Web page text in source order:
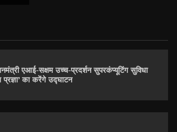
एआई-सक्षम उच्च-प्रदर्शन सुपरकंप्यूटिंग सुविधा
प्रज्ञा’ का करेंगे उद्घाटन